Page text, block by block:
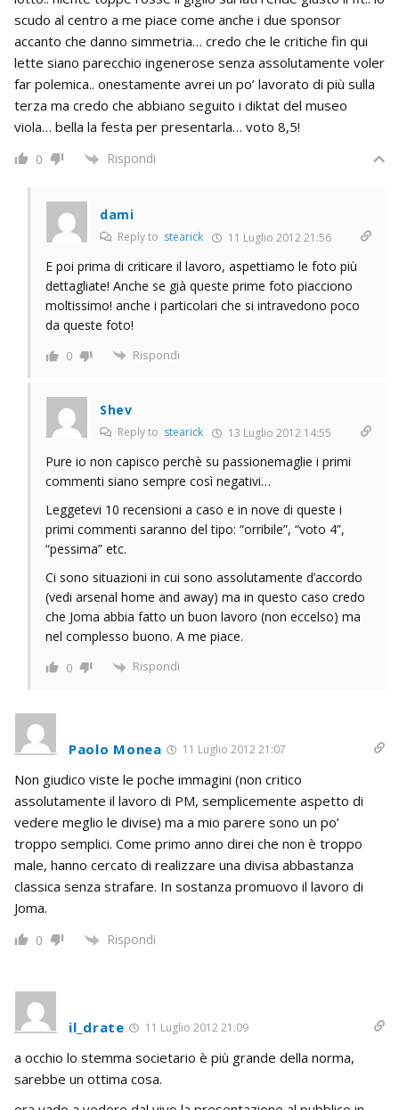
scudo al centro a me piace come anche i due sponsor
accanto che danno simmetria… credo che le critiche fin qui
lette siano parecchio ingenerose senza assolutamente voler
far polemica.. onestamente avrei un po’ lavorato di più sulla
terza ma credo che abbiano seguito i diktat del museo
viola… bella la festa per presentarla… voto 8,5!
0 Rispondi
dami
Reply to stearick 11 Luglio 2012 21:56
E poi prima di criticare il lavoro, aspettiamo le foto più
dettagliate! Anche se già queste prime foto piacciono
moltissimo! anche i particolari che si intravedono poco
da queste foto!
0 Rispondi
Shev
Reply to stearick 13 Luglio 2012 14:55
Pure io non capisco perchè su passionemaglie i primi
commenti siano sempre così negativi…
Leggetevi 10 recensioni a caso e in nove di queste i
primi commenti saranno del tipo: “orribile”, “voto 4”,
“pessima” etc.
Ci sono situazioni in cui sono assolutamente d’accordo
(vedi arsenal home and away) ma in questo caso credo
che Joma abbia fatto un buon lavoro (non eccelso) ma
nel complesso buono. A me piace.
0 Rispondi
Paolo Monea 11 Luglio 2012 21:07
Non giudico viste le poche immagini (non critico
assolutamente il lavoro di PM, semplicemente aspetto di
vedere meglio le divise) ma a mio parere sono un po’
troppo semplici. Come primo anno direi che non è troppo
male, hanno cercato di realizzare una divisa abbastanza
classica senza strafare. In sostanza promuovo il lavoro di
Joma.
0 Rispondi
il_drate 11 Luglio 2012 21:09
a occhio lo stemma societario è più grande della norma,
sarebbe un ottima cosa.